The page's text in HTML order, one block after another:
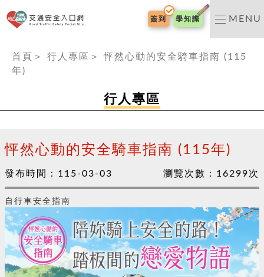
交通安全入口網
簽到 學知識 MENU
首頁 ＞ 行人專區 ＞
怦然心動的安全騎車指南 (115
年)
行人專區
怦然心動的安全騎車指南 (115年)
發布時間： 115-03-03 瀏覽次數： 16299次
自行車安全指南